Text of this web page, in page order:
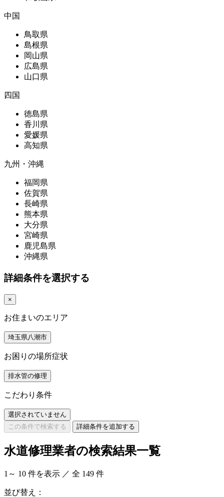
中国
鳥取県
島根県
岡山県
広島県
山口県
四国
徳島県
香川県
愛媛県
高知県
九州・沖縄
福岡県
佐賀県
長崎県
熊本県
大分県
宮崎県
鹿児島県
沖縄県
詳細条件を選択する
×
お住まいのエリア
埼玉県八潮市
お困りの場所症状
排水管の修理
こだわり条件
選択されていません
この条件で検索する
詳細条件を追加する
水道修理業者の検索結果一覧
1 ～ 10 件を表示 ／ 全 149 件
並び替え：